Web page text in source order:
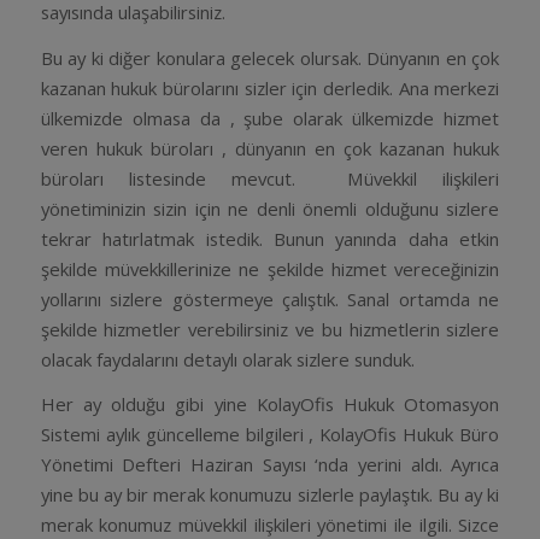
sayısında ulaşabilirsiniz.
Bu ay ki diğer konulara gelecek olursak. Dünyanın en çok
kazanan hukuk bürolarını sizler için derledik. Ana merkezi
ülkemizde olmasa da , şube olarak ülkemizde hizmet
veren hukuk büroları , dünyanın en çok kazanan hukuk
büroları listesinde mevcut. Müvekkil ilişkileri
yönetiminizin sizin için ne denli önemli olduğunu sizlere
tekrar hatırlatmak istedik. Bunun yanında daha etkin
şekilde müvekkillerinize ne şekilde hizmet vereceğinizin
yollarını sizlere göstermeye çalıştık. Sanal ortamda ne
şekilde hizmetler verebilirsiniz ve bu hizmetlerin sizlere
olacak faydalarını detaylı olarak sizlere sunduk.
Her ay olduğu gibi yine KolayOfis Hukuk Otomasyon
Sistemi aylık güncelleme bilgileri , KolayOfis Hukuk Büro
Yönetimi Defteri Haziran Sayısı ‘nda yerini aldı. Ayrıca
yine bu ay bir merak konumuzu sizlerle paylaştık. Bu ay ki
merak konumuz müvekkil ilişkileri yönetimi ile ilgili. Sizce